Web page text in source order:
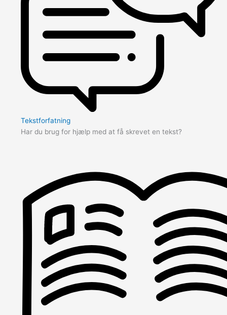
Tekstforfatning
Har du brug for hjælp med at få skrevet en tekst?